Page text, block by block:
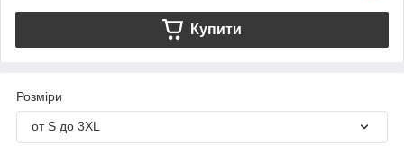
Купити
Розміри
от S до 3XL